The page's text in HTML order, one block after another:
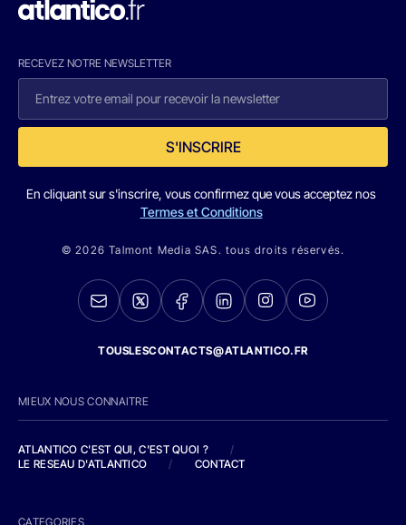
RECEVEZ NOTRE NEWSLETTER
S'INSCRIRE
En cliquant sur s'inscrire, vous confirmez que vous acceptez nos
Termes et Conditions
© 2026 Talmont Media SAS. tous droits réservés.
TOUSLESCONTACTS@ATLANTICO.FR
MIEUX NOUS CONNAITRE
ATLANTICO C'EST QUI, C'EST QUOI ?
/
LE RESEAU D'ATLANTICO
/ CONTACT
CATEGORIES